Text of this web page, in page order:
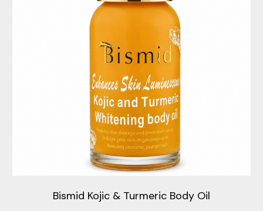
Bismid Kojic & Turmeric Body Oil